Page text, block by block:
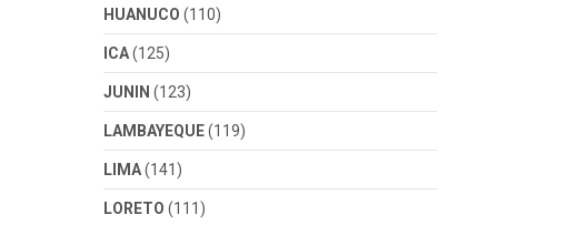
HUANUCO (110)
ICA(125)
JUNIN (123)
LAMBAYEQUE(119)
LIMA(141)
LORETO (111)